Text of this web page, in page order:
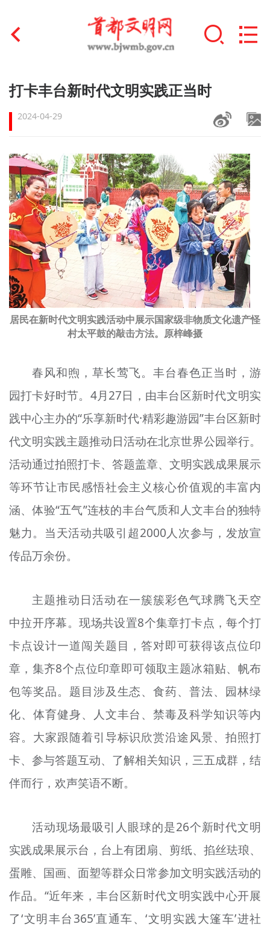
首页
文明创建
+
文明培育
+
未成年人思想道德建设
榜样人物
+
身边好人
文明评论
北京宣传文化引导基金
宣传思想文化人才
专题
资料库
+
打卡丰台新时代文明实践正当时
2024-04-29
居民在新时代文明实践活动中展示国家级非物质文化遗产怪
村太平鼓的敲击方法。原梓峰摄
春风和煦，草长莺飞。丰台春色正当时，游
园打卡好时节。4月27日，由丰台区新时代文明实
践中心主办的“乐享新时代·精彩趣游园”丰台区新时
代文明实践主题推动日活动在北京世界公园举行。
活动通过拍照打卡、答题盖章、文明实践成果展示
等环节让市民感悟社会主义核心价值观的丰富内
涵、体验“五气”连枝的丰台气质和人文丰台的独特
魅力。当天活动共吸引超2000人次参与，发放宣
传品万余份。
主题推动日活动在一簇簇彩色气球腾飞天空
中拉开序幕。现场共设置8个集章打卡点，每个打
卡点设计一道闯关题目，答对即可获得该点位印
章，集齐8个点位印章即可领取主题冰箱贴、帆布
包等奖品。题目涉及生态、食药、普法、园林绿
化、体育健身、人文丰台、禁毒及科学知识等内
容。大家跟随着引导标识欣赏沿途风景、拍照打
卡、参与答题互动、了解相关知识，三五成群，结
伴而行，欢声笑语不断。
活动现场最吸引人眼球的是26个新时代文明
实践成果展示台，台上有团扇、剪纸、掐丝珐琅、
蛋雕、国画、面塑等群众日常参加文明实践活动的
作品。“近年来，丰台区新时代文明实践中心开展
了‘文明丰台365’直通车、‘文明实践大篷车’进社